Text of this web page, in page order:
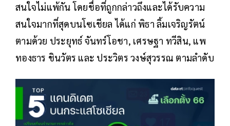
สนใจไม่แพ้กัน โดยชื่อที่ถูกกล่าวถึงและได้รับความ
สนใจมากที่สุดบนโซเชียล ได้แก่ พิธา ลิ้มเจริญรัตน์
ตามด้วย ประยุทธ์ จันทร์โอชา, เศรษฐา ทวีสิน, แพ
ทองธาร ชินวัตร และ ประวิตร วงษ์สุวรรณ ตามลำดับ